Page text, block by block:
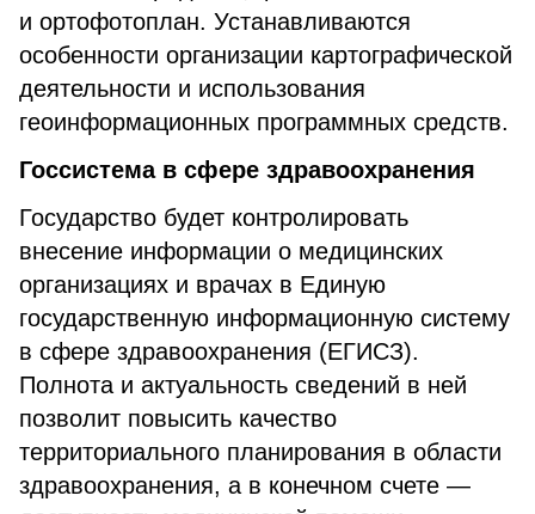
и ортофотоплан. Устанавливаются
особенности организации картографической
деятельности и использования
геоинформационных программных средств.
Госсистема в сфере здравоохранения
Государство будет контролировать
внесение информации о медицинских
организациях и врачах в Единую
государственную информационную систему
в сфере здравоохранения (ЕГИСЗ).
Полнота и актуальность сведений в ней
позволит повысить качество
территориального планирования в области
здравоохранения, а в конечном счете —